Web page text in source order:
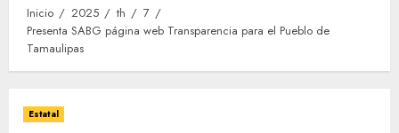
Inicio 2025 th
7
Presenta SABG página web Transparencia para el Pueblo de
Tamaulipas
Estatal